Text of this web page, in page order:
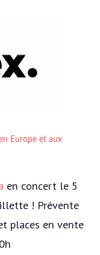
Europe et aux
en concert le 5
! Prévente
places en vente